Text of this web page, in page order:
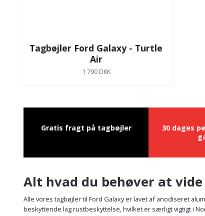
Tagbøjler Ford Galaxy - Turtle
Air
1 790 DKK
Gratis fragt på tagbøjler
30 dages
Alt hvad du behøver at
Alle vores tagbøjler til Ford Galaxy er lavet af anodiseret
beskyttende lag rustbeskyttelse, hvilket er særligt vigtigt i